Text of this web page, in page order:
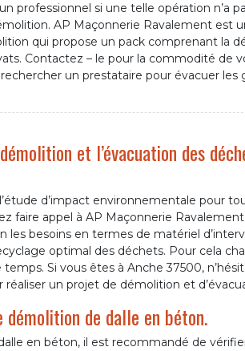
professionnel si une telle opération n’a
AP Maçonnerie Ravalement est
qui propose un pack comprenant la
Contactez – le pour la commodité de
rechercher un prestataire pour évacuer les
et l’évacuation des
d’impact environnementale pour
faire appel à AP Maçonnerie
les besoins en termes de matériel
optimal des déchets. Pour cela
Si vous êtes à Anche 37500,
un projet de démolition et
de dalle en béton.
en béton, il est recommandé de vérifier